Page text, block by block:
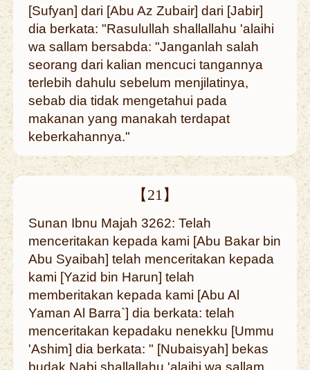
[Sufyan] dari [Abu Az Zubair] dari [Jabir]
dia berkata: "Rasulullah shallallahu 'alaihi
wa sallam bersabda: "Janganlah salah
seorang dari kalian mencuci tangannya
terlebih dahulu sebelum menjilatinya,
sebab dia tidak mengetahui pada
makanan yang manakah terdapat
keberkahannya."
【21】
Sunan Ibnu Majah 3262: Telah
menceritakan kepada kami [Abu Bakar bin
Abu Syaibah] telah menceritakan kepada
kami [Yazid bin Harun] telah
memberitakan kepada kami [Abu Al
Yaman Al Barra`] dia berkata: telah
menceritakan kepadaku nenekku [Ummu
'Ashim] dia berkata: " [Nubaisyah] bekas
budak Nabi shallallahu 'alaihi wa sallam